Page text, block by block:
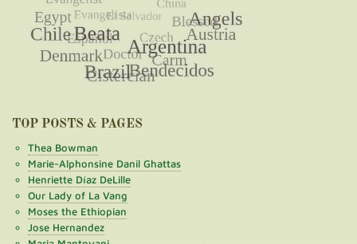
TOP POSTS & PAGES
Thea Bowman
Marie-Alphonsine Danil Ghattas
Henriette Díaz DeLille
Our Lady of La Vang
Moses the Ethiopian
Jose Hernandez